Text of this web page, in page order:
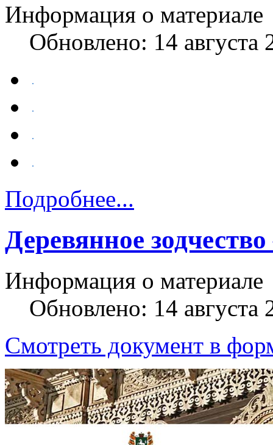
Информация о материале
Обновлено: 14 августа
Подробнее...
Деревянное
Информация о материале
Обновлено: 14 августа
Смотреть документ в